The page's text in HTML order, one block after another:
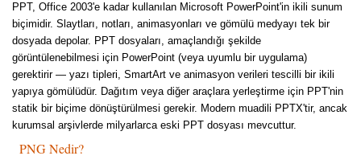
PPT, Office 2003'e kadar kullanılan Microsoft PowerPoint'in ikili sunum
biçimidir. Slaytları, notları, animasyonları ve gömülü medyayı tek bir
dosyada depolar. PPT dosyaları, amaçlandığı şekilde
görüntülenebilmesi için PowerPoint (veya uyumlu bir uygulama)
gerektirir — yazı tipleri, SmartArt ve animasyon verileri tescilli bir ikili
yapıya gömülüdür. Dağıtım veya diğer araçlara yerleştirme için PPT'nin
statik bir biçime dönüştürülmesi gerekir. Modern muadili PPTX'tir, ancak
kurumsal arşivlerde milyarlarca eski PPT dosyası mevcuttur.
PNG Nedir?